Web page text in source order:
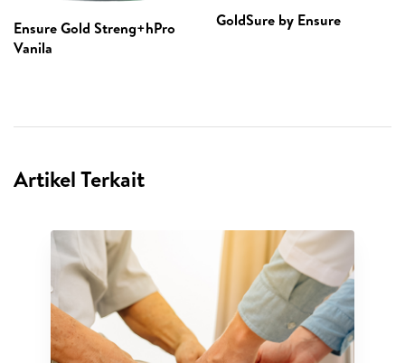
Ensure Gold Streng+hPro
Vanila
GoldSure by Ensure
Artikel Terkait